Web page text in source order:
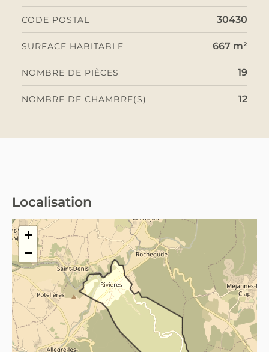
CODE POSTAL 30430
SURFACE HABITABLE 667 m²
NOMBRE DE PIÈCES 19
NOMBRE DE CHAMBRE(S) 12
Localisation
Rivières (30430)
+
−